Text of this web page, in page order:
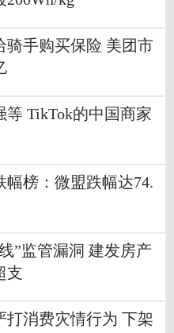
骑手购买保险 美团市
等 TikTok的中国商家
幅榜：微盟跌幅达74.
”监管漏洞 建发房产
支
打消费灾情行为 下架